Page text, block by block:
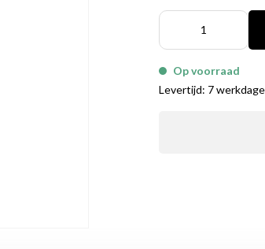
Op voorraad
Levertijd: 7